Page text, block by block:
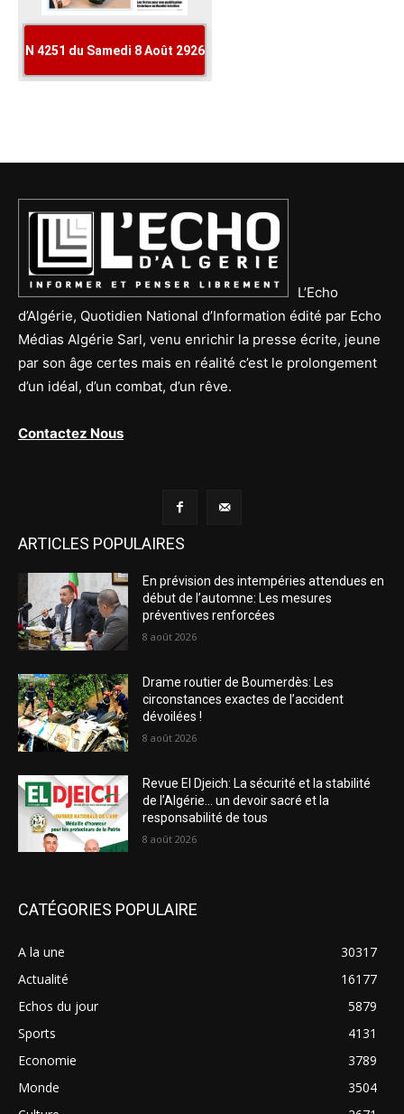
L’Echo
d’Algérie, Quotidien National d’Information édité par Echo
Médias Algérie Sarl, venu enrichir la presse écrite, jeune
par son âge certes mais en réalité c’est le prolongement
d’un idéal, d’un combat, d’un rêve.
Contactez Nous
ARTICLES POPULAIRES
En prévision des intempéries attendues en
début de l’automne: Les mesures
préventives renforcées
8 août 2026
Drame routier de Boumerdès: Les
circonstances exactes de l’accident
dévoilées !
8 août 2026
Revue El Djeich: La sécurité et la stabilité
de l’Algérie… un devoir sacré et la
responsabilité de tous
8 août 2026
CATÉGORIES POPULAIRE
A la une
30317
Actualité
16177
Echos du jour
5879
Sports
4131
Economie
3789
Monde
3504